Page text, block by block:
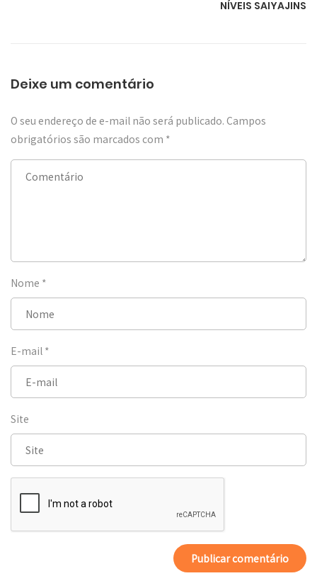
NÍVEIS SAIYAJINS
Deixe um comentário
O seu endereço de e-mail não será publicado. Campos
obrigatórios são marcados com *
Nome *
E-mail *
Site